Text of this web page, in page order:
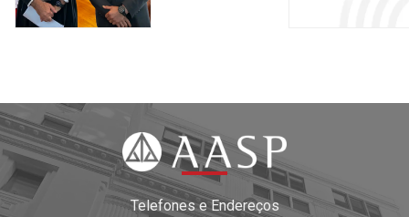
Telefones e Endereços